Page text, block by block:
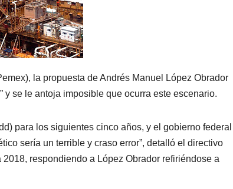
la propuesta de Andrés Manuel López Obrador
y se le antoja imposible que ocurra este escenario.
para los siguientes cinco años, y el gobierno federal
sería un terrible y craso error”, detalló el directivo
respondiendo a López Obrador refiriéndose a